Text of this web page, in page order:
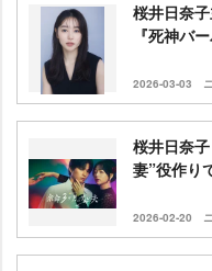
桜井日奈
『死神バ
2026-03-03
桜井日奈
妻”役作り
2026-02-20